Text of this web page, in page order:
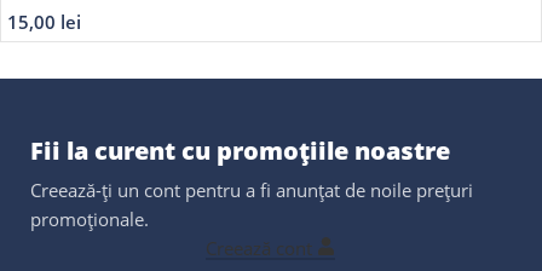
15,00 lei
Fii la curent cu promoțiile noastre
Creează-ți un cont pentru a fi anunțat de noile prețuri
promoționale.
Creează cont